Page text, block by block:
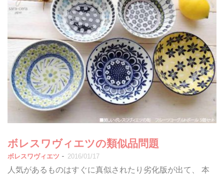
ボレスワヴィエツの類似品問題
ボレスワヴィエツ - 2016/01/17
人気があるものはすぐに真似されたり劣化版が出て、 本